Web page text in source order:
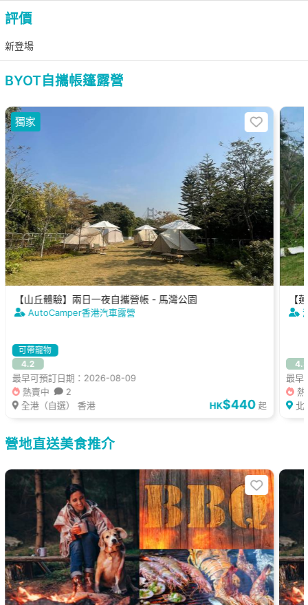
評價
新登場
BYOT自攜帳篷露營
【山丘體驗】兩日一夜自攜營帳 - 馬灣公園
AutoCamper香港汽車露營
可帶寵物
4.2
最早可預訂日期：2026-08-09
熱賣中
2
全港（自選） 香港
HK$440 起
獨家
【
4.3
最早
熱
北
營地直送美食推介